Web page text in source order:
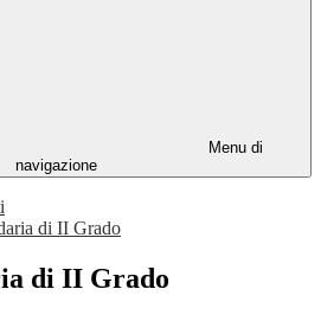
Menu di
navigazione
di II Grado
di II Grado